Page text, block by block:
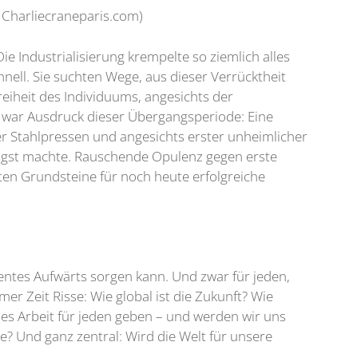
Industrialisierung krempelte so ziemlich alles
Sie suchten Wege, aus dieser Verrücktheit
des Individuums, angesichts der
Ausdruck dieser Übergangsperiode: Eine
Stahlpressen und angesichts erster unheimlicher
machte. Rauschende Opulenz gegen erste
Grundsteine für noch heute erfolgreiche
Aufwärts sorgen kann. Und zwar für jeden,
Zeit Risse: Wie global ist die Zukunft? Wie
Arbeit für jeden geben – und werden wir uns
Und ganz zentral: Wird die Welt für unsere